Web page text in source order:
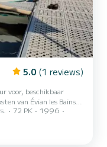
5.0 (1 reviews)
van Évian les Bains
voor een tocht
rond de tafel en
Het is een boot die
72 PK
1996